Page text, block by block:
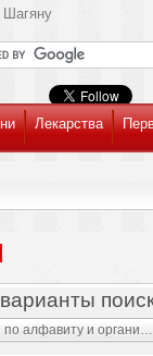
Шагяну
Лекарства
Поиск услуги по алфавиту и организациям